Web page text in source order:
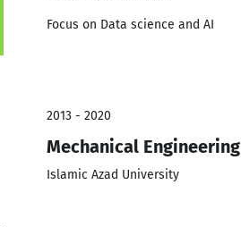
Focus on Data science and AI
2013 - 2020
Mechanical Engineering
Islamic Azad University